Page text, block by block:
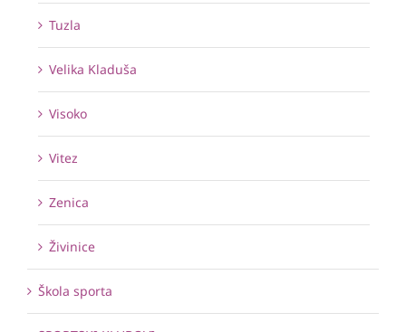
Tuzla
Velika Kladuša
Visoko
Vitez
Zenica
Živinice
Škola sporta